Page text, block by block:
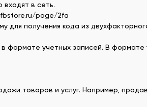
входят в сеть.
page/2fa
получения кода из
учетных записей. В формате
товаров и услуг. Например,